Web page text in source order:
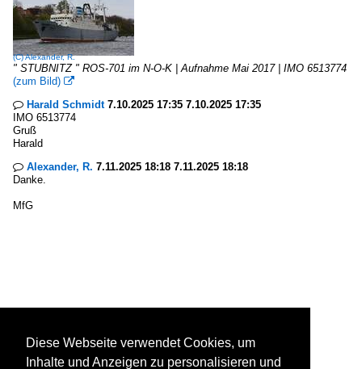
(C)Alexander, R.
" STUBNITZ " ROS-701 im N-O-K | Aufnahme Mai 2017 | IMO 6513774
(zum Bild) 
 Harald Schmidt7.10.2025 17:35 7.10.2025 17:35
IMO 6513774
Gruß
Harald
 Alexander, R. 7.11.2025 18:18 7.11.2025 18:18
Danke.
MfG
Diese Webseite verwendet Cookies, um
Inhalte und Anzeigen zu personalisieren und